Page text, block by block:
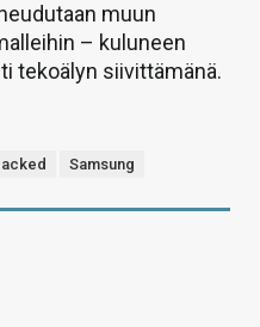
muun
– kuluneen
tekoälyn siivittämänä.
Samsung